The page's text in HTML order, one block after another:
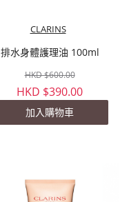
CLARINS
排水身體護理油 100ml
HKD $600.00
HKD $390.00
加入購物車